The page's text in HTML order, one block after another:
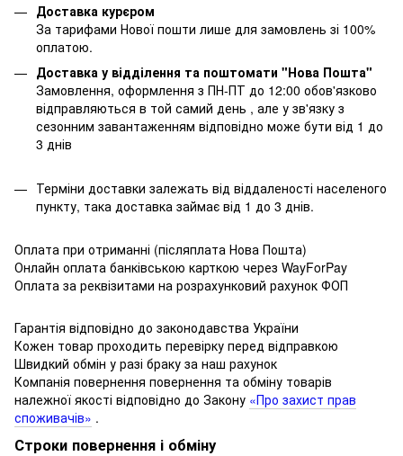
Доставка курєром
За тарифами Нової пошти лише для замовлень зі 100%
оплатою.
Доставка у відділення та поштомати "Нова Пошта"
Замовлення, оформлення з ПН-ПТ до 12:00 обов'язково
відправляються в той самий день , але у зв'язку з
сезонним завантаженням відповідно може бути від 1 до
3 днів
Терміни доставки залежать від віддаленості населеного
пункту, така доставка займає від 1 до 3 днів.
Оплата при отриманні (післяплата Нова Пошта)
Онлайн оплата банківською карткою через WayForPay
Оплата за реквізитами на розрахунковий рахунок ФОП
Гарантія відповідно до законодавства України
Кожен товар проходить перевірку перед відправкою
Швидкий обмін у разі браку за наш рахунок
Компанія повернення повернення та обміну товарів
належної якості відповідно до Закону «Про захист прав
споживачів» .
Строки повернення і обміну